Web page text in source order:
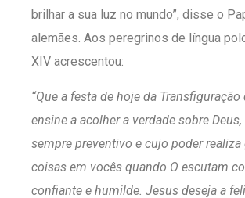
brilhar a sua luz no mundo”, disse o
alemães. Aos peregrinos de língua
XIV acrescentou:
“Que a festa de hoje da
ensine a acolher a verdade sobre
sempre preventivo e cujo poder realiza
coisas em vocês quando O escutam
confiante e humilde. Jesus deseja a